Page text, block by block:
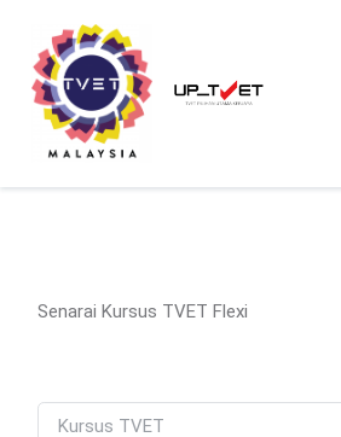
Senarai Kursus TVET Flexi
Name